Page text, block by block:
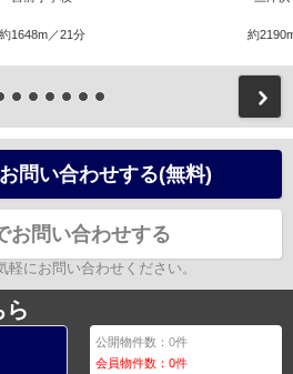
約1648m／21分 約
問い合わせする(無料)
お問い合わせする
軽にお問い合わせください。
ら
公開物件数：0件
会員物件数：0件